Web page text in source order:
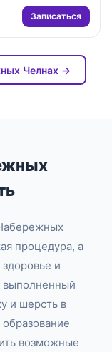
Записаться
Челнах →
процедура, а
и
выполненный
и шерсть в
возможные